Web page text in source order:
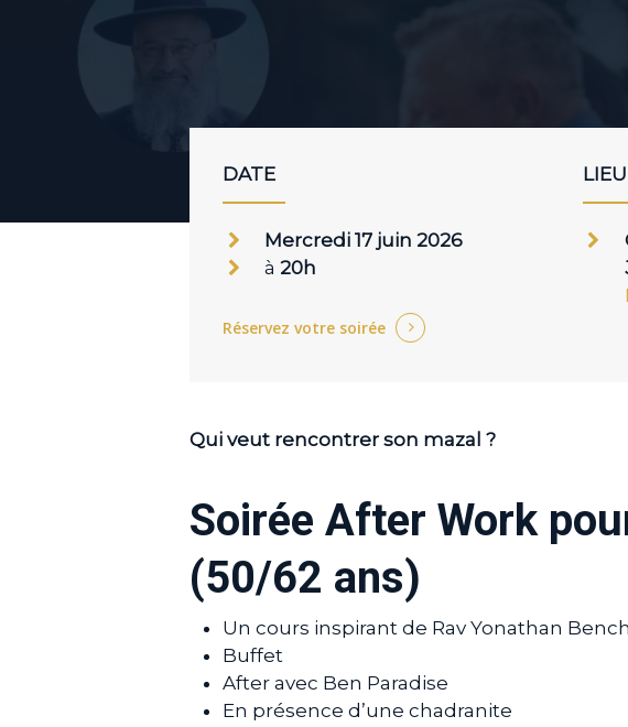
Appuyer sur Entrer ou ESC pour fermer
DATE
Mercredi 17 juin 2026
à 20h
Réservez votre soirée
LIEU
Qui veut rencontrer son mazal ?
Soirée After Work
(50/62 ans)
Un cours inspirant de Rav Yonathan
Buffet
After avec Ben Paradise
En présence d’une chadranite